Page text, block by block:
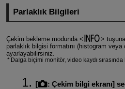
Parlaklık Bilgileri
Çekim bekleme modunda
parlaklık bilgisi formatını (histogram
ayarlayabilirsiniz.
Dalga biçimi monitör, video kaydı sırasında
[ : Çekim bilgi ekranı]